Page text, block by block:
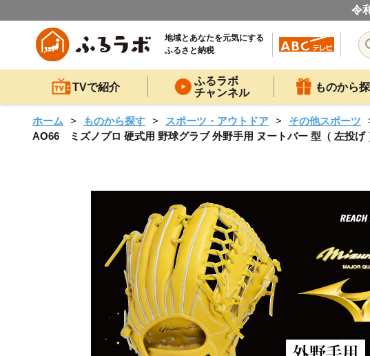
令
地域とあなたを元気にする
ふるさと納税
TVで紹介
ふるラボ
チャンネル
ものから
ホーム ものから探す スポーツ・アウトドア
その他スポーツ
AO66 ミズノプロ 硬式用 野球グラブ 外野手用 ヌートバー 型（ 左投